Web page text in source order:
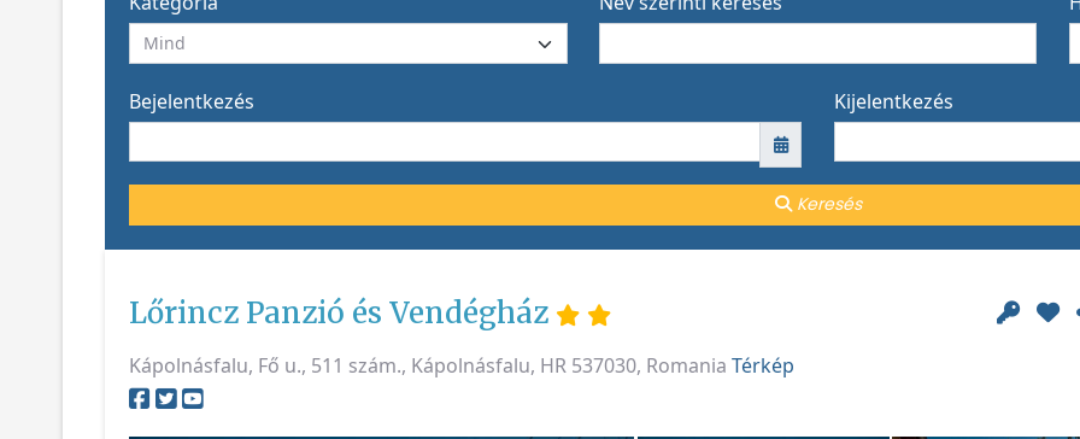
Bejelentkezés Kijelentkezés
Keresés
Lőrincz Panzió és Vendégház
Kápolnásfalu, Fő u., 511 szám., Kápolnásfalu, HR 537030, Romania Térkép